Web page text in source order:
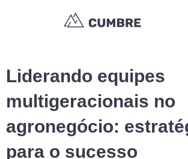
Liderando equipes
multigeracionais no
agronegócio:
para o sucesso